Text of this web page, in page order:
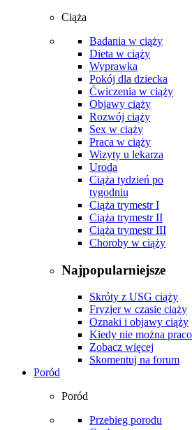
Ciąża
Badania w ciąży
Dieta w ciąży
Wyprawka
Pokój dla dziecka
Ćwiczenia w ciąży
Objawy ciąży
Rozwój ciąży
Sex w ciąży
Praca w ciąży
Wizyty u lekarza
Uroda
Ciąża tydzień po
tygodniu
Ciąża trymestr I
Ciąża trymestr II
Ciąża trymestr III
Choroby w ciąży
Najpopularniejsze
Skróty z USG ciąży
Fryzjer w czasie ciąży
Oznaki i objawy ciąży
Kiedy nie można
Zobacz więcej
Skomentuj na forum
Poród
Poród
Przebieg porodu